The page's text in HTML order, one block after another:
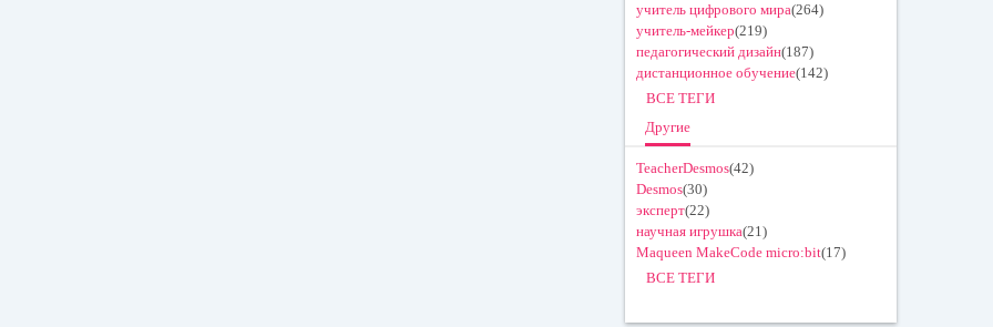
учитель цифрового мира(264)
учитель-мейкер(219)
педагогический дизайн(187)
дистанционное обучение(142)
ВСЕ ТЕГИ
Другие
TeacherDesmos(42)
Desmos(30)
эксперт(22)
научная игрушка(21)
Maqueen MakeCode micro:bit(17)
ВСЕ ТЕГИ